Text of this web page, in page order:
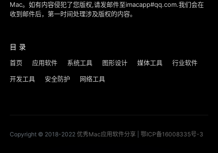
Mac。如有内容侵犯了您版权,请发邮件至imacapp#qq.com.我们会在
收到邮件后，第一时间处理涉及版权的内容。
目录
首页 应用软件 系统工具 图形设计 媒体工具 行业软件
开发工具 安全防护 网络工具
Copyright © 2018-2022 优秀Mac应用软件分享 鄂ICP备16008335号-3